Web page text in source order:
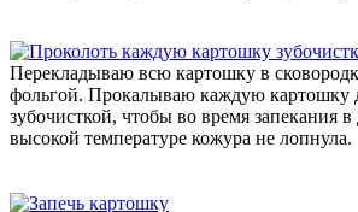
Перекладываю всю картошку в
фольгой. Прокалываю каждую картошку
зубочисткой, чтобы во время запекания в
высокой температуре кожура не лопнула.